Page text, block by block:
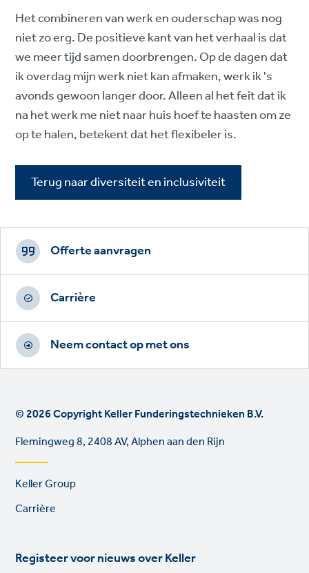
Het combineren van werk en ouderschap was nog
niet zo erg. De positieve kant van het verhaal is dat
we meer tijd samen doorbrengen. Op de dagen dat
ik overdag mijn werk niet kan afmaken, werk ik 's
avonds gewoon langer door. Alleen al het feit dat ik
na het werk me niet naar huis hoef te haasten om ze
op te halen, betekent dat het flexibeler is.
Terug naar diversiteit en inclusiviteit
Footer
CTAs
Offerte aanvragen
Carrière
Neem contact op met ons
© 2026 Copyright Keller Funderingstechnieken B.V.
Flemingweg 8, 2408 AV, Alphen aan den Rijn
Footer
Keller Group
Carrière
Registeer voor nieuws over Keller